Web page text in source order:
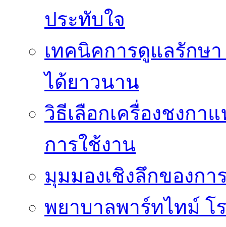
ประทับใจ
เทคนิคการดูแลรักษา
ได้ยาวนาน
วิธีเลือกเครื่องชงกา
การใช้งาน
มุมมองเชิงลึกของก
พยาบาลพาร์ทไทม์ โ